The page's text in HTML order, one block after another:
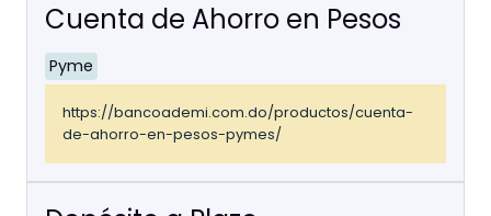
Cuenta de Ahorro en Pesos
Pyme
https://bancoademi.com.do/productos/cuenta-
de-ahorro-en-pesos-pymes/